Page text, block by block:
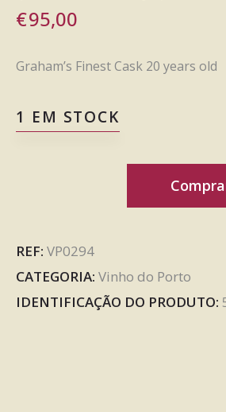
€95,00
Graham’s Finest Cask 20 years old
1 EM STOCK
REF: VP0294
CATEGORIA: Vinho do Porto
IDENTIFICAÇÃO DO PRODUTO: